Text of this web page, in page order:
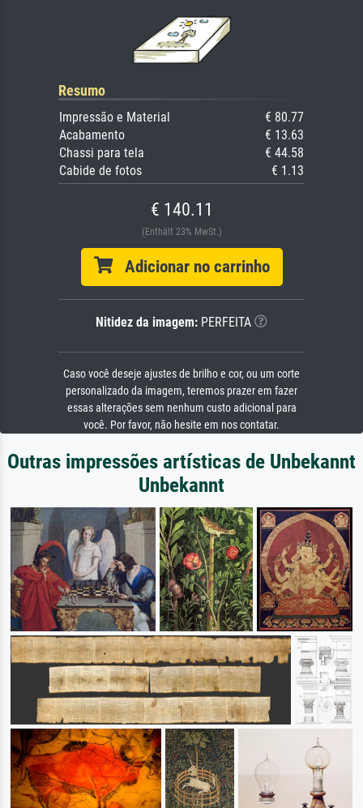
Resumo
Impressão e Material
€ 80.77
Acabamento
€ 13.63
Chassi para tela
€ 44.58
Cabide de fotos
€ 1.13
€ 140.11
(Enthält 23% MwSt.)
Adicionar no carrinho
Nitidez da imagem: PERFEITA
Caso você deseje ajustes de brilho e cor, ou um corte
personalizado da imagem, teremos prazer em fazer
essas alterações sem nenhum custo adicional para
você. Por favor, não hesite em nos contatar.
Outras impressões artísticas de Unbekannt
Unbekannt